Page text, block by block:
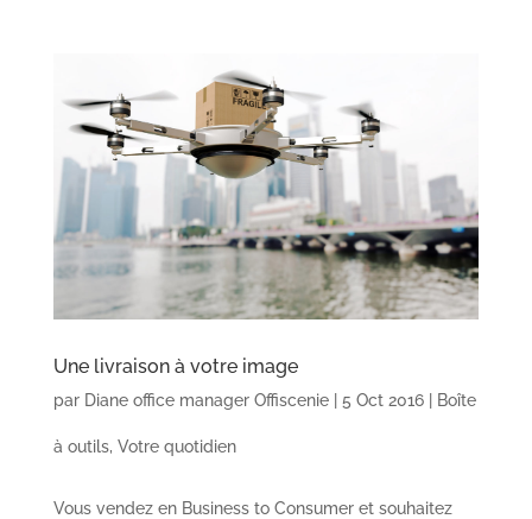
Une livraison à votre image
par Diane office manager Offiscenie| 5 Oct 2016| Boîte
à outils, Votre quotidien
Vous vendez en Business to Consumer et souhaitez